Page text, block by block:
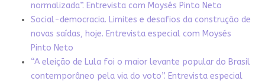
normalizada”. Entrevista com Moysés Pinto Neto
Social-democracia. Limites e desafios da construção de
novas saídas, hoje. Entrevista especial com Moysés
Pinto Neto
“A eleição de Lula foi o maior levante popular do Brasil
contemporâneo pela via do voto”. Entrevista especial